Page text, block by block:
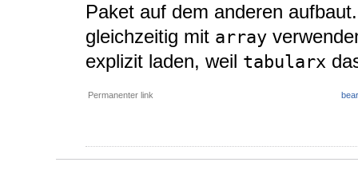
Paket auf dem anderen
gleichzeitig mit array
explizit laden, weil tabularx
Permanenter link